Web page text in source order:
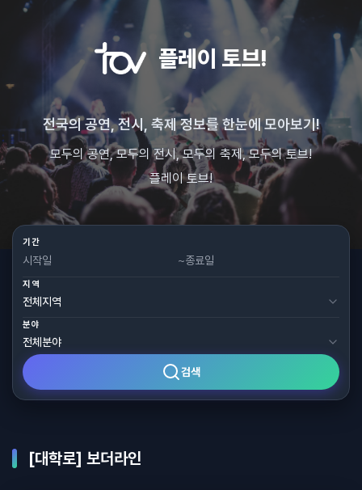
플레이 토브!
전국의 공연, 전시, 축제 정보를 한눈에 모아보기!
모두의 공연, 모두의 전시, 모두의 축제, 모두의 토브!
플레이 토브!
기간
~
지역
분야
검색
[대학로] 보더라인